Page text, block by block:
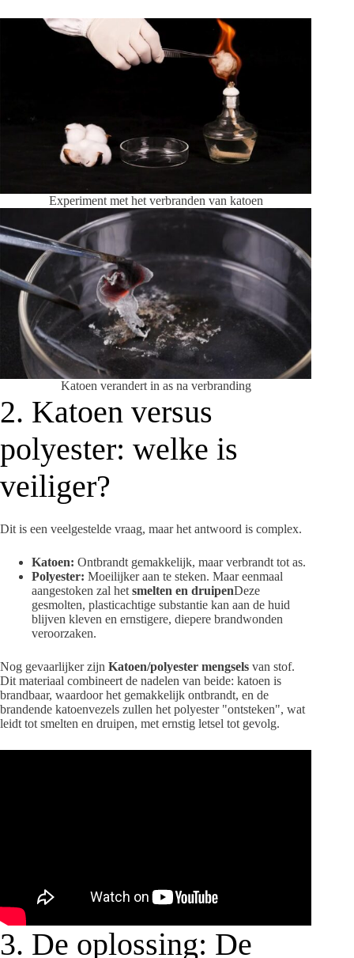
Experiment met het verbranden van katoen
Katoen verandert in as na verbranding
2. Katoen versus
polyester: welke is
veiliger?
Dit is een veelgestelde vraag, maar het antwoord is complex.
Katoen: Ontbrandt gemakkelijk, maar verbrandt tot as.
Polyester: Moeilijker aan te steken. Maar eenmaal
aangestoken zal het smelten en druipenDeze
gesmolten, plasticachtige substantie kan aan de huid
blijven kleven en ernstigere, diepere brandwonden
veroorzaken.
Nog gevaarlijker zijn Katoen/polyester mengsels van stof.
Dit materiaal combineert de nadelen van beide: katoen is
brandbaar, waardoor het gemakkelijk ontbrandt, en de
brandende katoenvezels zullen het polyester "ontsteken", wat
leidt tot smelten en druipen, met ernstig letsel tot gevolg.
3. De oplossing: De